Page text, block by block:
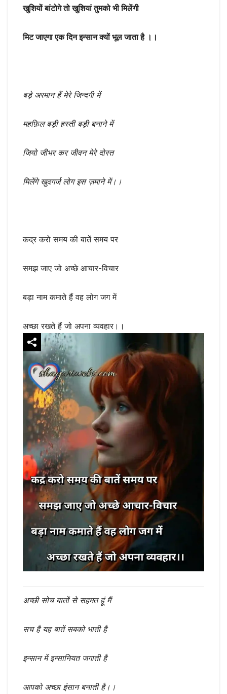
खुशियों बांटोगे तो खुशियां तुमको भी मिलेंगी
मिट जाएगा एक दिन इन्सान क्यों भूल जाता है ।।
बड़े अरमान हैं मेरे जिन्दगी में
महफ़िल बड़ी हस्ती बड़ी बनाने में
जियो जीभर कर जीवन मेरे दोस्त
मिलेंगे खुदगर्ज लोग इस ज़माने में।।
कद्र करो समय की बातें समय पर
समझ जाए जो अच्छे आचार-विचार
बड़ा नाम कमाते हैं वह लोग जग में
अच्छा रखते हैं जो अपना व्यवहार।।
अच्छी सोच बातों से सहमत हूं मैं
सच है यह बातें सबको भाती है
इन्सान में इन्सानियत जगाती है
आपको अच्छा इंसान बनाती है।।